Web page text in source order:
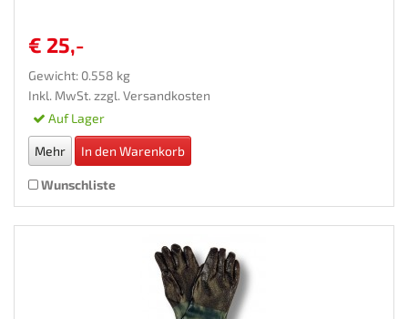
€ 25,-
Gewicht: 0.558 kg
Inkl. MwSt. zzgl. Versandkosten
Auf Lager
Mehr In den Warenkorb
Wunschliste